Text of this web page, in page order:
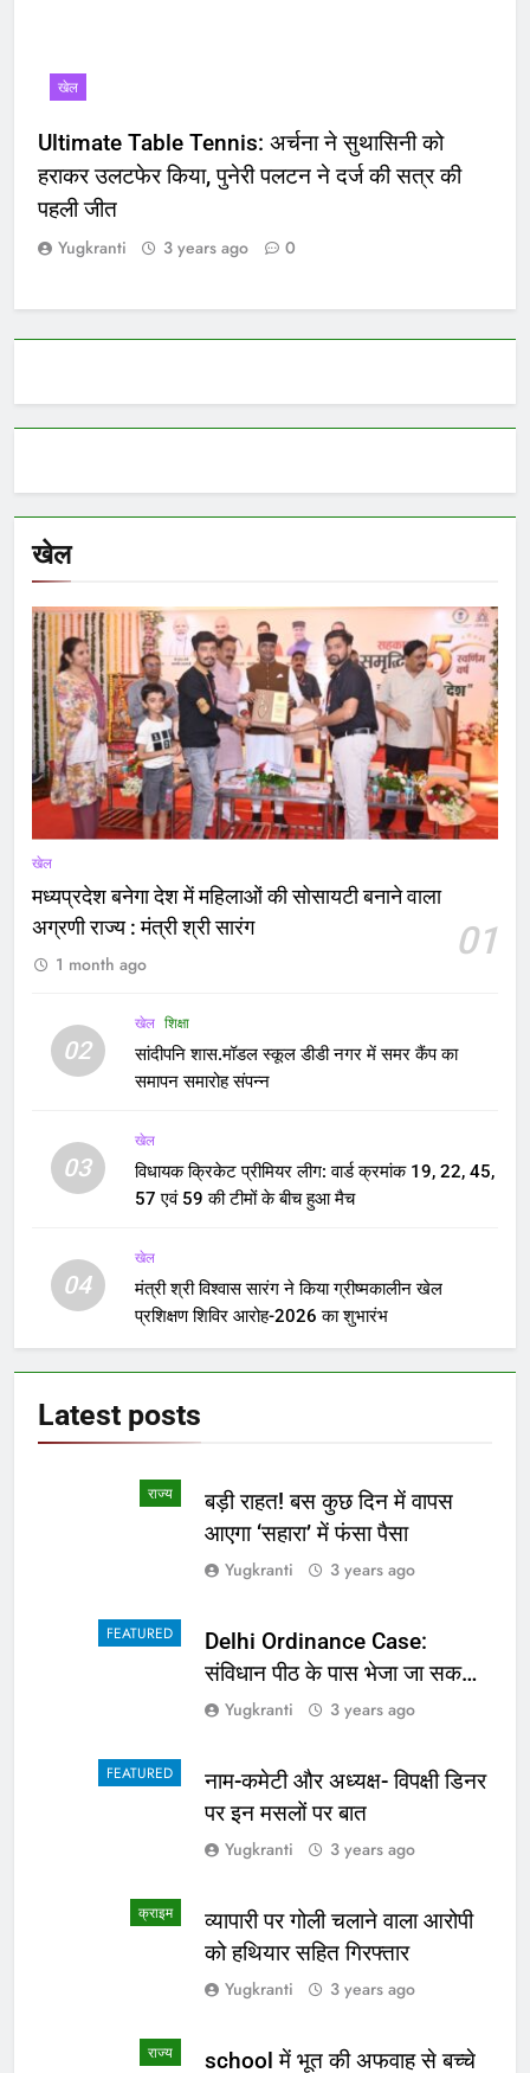
खेल
Ultimate Table Tennis: अर्चना ने सुथासिनी को
हराकर उलटफेर किया, पुनेरी पलटन ने दर्ज की सत्र की
पहली जीत
Yugkranti 3 years ago 0
खेल
खेल
मध्यप्रदेश बनेगा देश में महिलाओं की सोसायटी बनाने वाला
अग्रणी राज्य : मंत्री श्री सारंग
01
1 month ago
02
खेल शिक्षा
सांदीपनि शास.मॉडल स्कूल डीडी नगर में समर कैंप का
समापन समारोह संपन्न
03
खेल
विधायक क्रिकेट प्रीमियर लीग: वार्ड क्रमांक 19, 22, 45,
57 एवं 59 की टीमों के बीच हुआ मैच
04
खेल
मंत्री श्री विश्वास सारंग ने किया ग्रीष्मकालीन खेल
प्रशिक्षण शिविर आरोह-2026 का शुभारंभ
Latest posts
राज्य
बड़ी राहत! बस कुछ दिन में वापस
आएगा ‘सहारा’ में फंसा पैसा
Yugkranti 3 years ago
FEATURED
Delhi Ordinance Case:
संविधान पीठ के पास भेजा जा सकता
है अध्यादेश का मामला
Yugkranti 3 years ago
FEATURED
नाम-कमेटी और अध्यक्ष- विपक्षी डिनर
पर इन मसलों पर बात
Yugkranti 3 years ago
क्राइम
व्यापारी पर गोली चलाने वाला आरोपी
को हथियार सहित गिरफ्तार
Yugkranti 3 years ago
राज्य school में भूत की अफवाह से बच्चे